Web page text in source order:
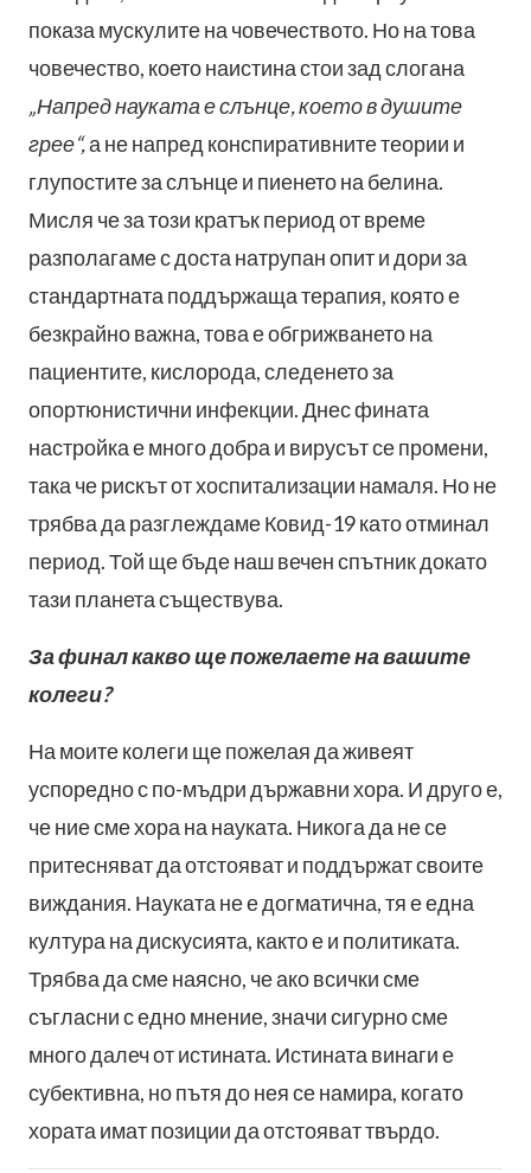
показа мускулите на човечеството. Но на това
човечество, което наистина стои зад слогана
„Напред науката е слънце, което в душите
грее“,а не напред конспиративните теории и
глупостите за слънце и пиенето на белина.
Мисля че за този кратък период от време
разполагаме с доста натрупан опит и дори за
стандартната поддържаща терапия, която е
безкрайно важна, това е обгрижването на
пациентите, кислорода, следенето за
опортюнистични инфекции. Днес фината
настройка е много добра и вирусът се промени,
така че рискът от хоспитализации намаля. Но не
трябва да разглеждаме Ковид-19 като отминал
период. Той ще бъде наш вечен спътник докато
тази планета съществува.
За финал какво ще пожелаете на вашите
колеги?
На моите колеги ще пожелая да живеят
успоредно с по-мъдри държавни хора. И друго е,
че ние сме хора на науката. Никога да не се
притесняват да отстояват и поддържат своите
виждания. Науката не е догматична, тя е една
култура на дискусията, както е и политиката.
Трябва да сме наясно, че ако всички сме
съгласни с едно мнение, значи сигурно сме
много далеч от истината. Истината винаги е
субективна, но пътя до нея се намира, когато
хората имат позиции да отстояват твърдо.